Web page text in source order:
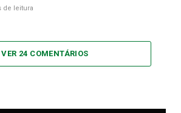
de leitura
VER 24 COMENTÁRIOS